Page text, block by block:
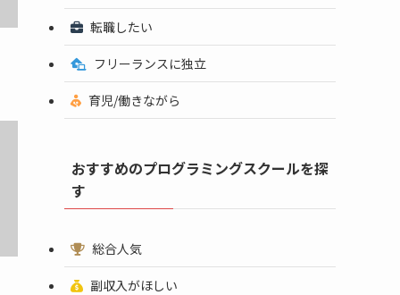
転職したい
フリーランスに独立
育児/働きながら
おすすめのプログラミングスクールを探
す
総合人気
副収入がほしい